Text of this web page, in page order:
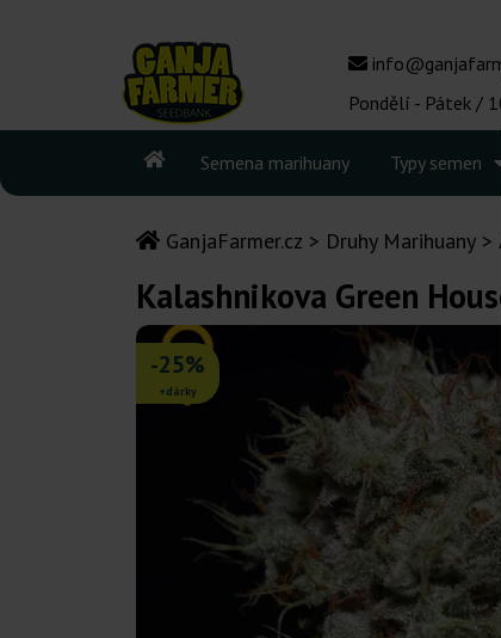
Pondělí - Pátek /
Semena marihuany Typy semen
GanjaFarmer.cz Druhy Marihuany
Kalashnikova Green
-25%
+dárky